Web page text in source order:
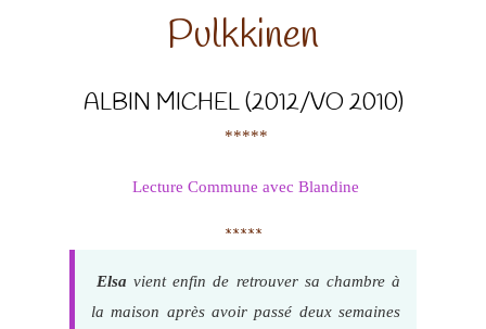
Pulkkinen
ALBIN MICHEL (2012/VO 2010)
*****
Lecture Commune avec Blandine
*****
Elsa vient enfin de retrouver sa chambre à
la maison après avoir passé deux semaines